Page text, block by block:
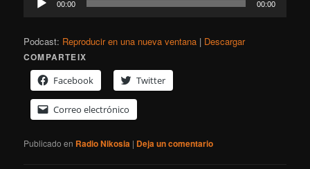
00:00 00:00
Podcast: Reproducir en una nueva ventana | Descargar
COMPARTEIX
Facebook
Twitter
Correo electrónico
Publicado en Radio Nikosia | Deja un comentario